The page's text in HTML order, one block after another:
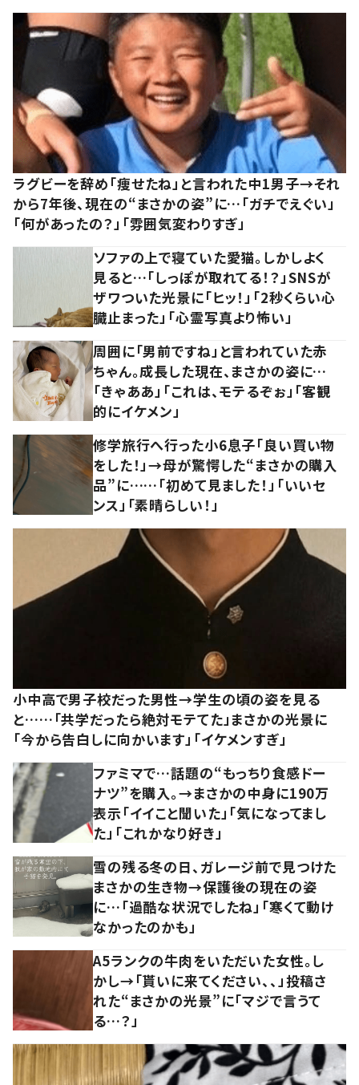
ラグビーを辞め「痩せたね」と言われた中1男子→それ
から7年後、現在の“まさかの姿”に…「ガチでえぐい」
「何があったの？」「雰囲気変わりすぎ」
ソファの上で寝ていた愛猫。しかしよく
見ると…「しっぽが取れてる！？」SNSが
ザワついた光景に「ヒッ！」「2秒くらい心
臓止まった」「心霊写真より怖い」
周囲に「男前ですね」と言われていた赤
ちゃん。成長した現在、まさかの姿に…
「きゃああ」「これは、モテるぞぉ」「客観
的にイケメン」
修学旅行へ行った小6息子「良い買い物
をした！」→母が驚愕した“まさかの購入
品”に……「初めて見ました！」「いいセ
ンス」「素晴らしい！」
小中高で男子校だった男性→学生の頃の姿を見る
と……「共学だったら絶対モテてた」まさかの光景に
「今から告白しに向かいます」「イケメンすぎ」
ファミマで…話題の“もっちり食感ドー
ナツ”を購入。→まさかの中身に190万
表示「イイこと聞いた」「気になってまし
た」「これかなり好き」
雪の残る冬の日、ガレージ前で見つけた
まさかの生き物→保護後の現在の姿
に…「過酷な状況でしたね」「寒くて動け
なかったのかも」
A5ランクの牛肉をいただいた女性。し
かし→「貰いに来てください、、」投稿さ
れた“まさかの光景”に「マジで言うて
る…？」